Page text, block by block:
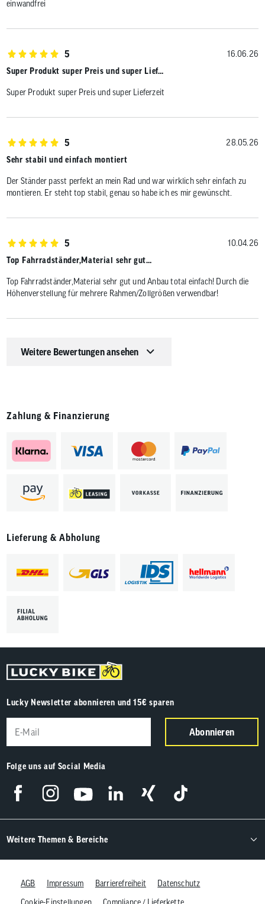
einwandfrei
5
16.06.26
Super Produkt super Preis und super Lief…
Super Produkt super Preis und super Lieferzeit
5
28.05.26
Sehr stabil und einfach montiert
Der Ständer passt perfekt an mein Rad und war wirklich sehr einfach zu
montieren. Er steht top stabil, genau so habe ich es mir gewünscht.
5
10.04.26
Top Fahrradständer,Material sehr gut…
Top Fahrradständer,Material sehr gut und Anbau total einfach! Durch die
Höhenverstellung für mehrere Rahmen/Zollgrößen verwendbar!
Weitere Bewertungen ansehen
Zahlung & Finanzierung
Lieferung & Abholung
Lucky Newsletter abonnieren und 15€ sparen
Abonnieren
Folge uns auf Social Media
Weitere Themen & Bereiche
AGB Impressum Barrierefreiheit
Datenschutz